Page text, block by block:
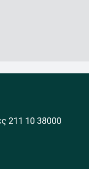
211 10 38000